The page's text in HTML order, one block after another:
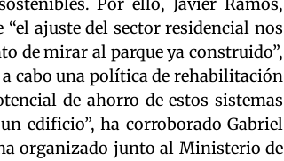
Por ello, Javier Ramos,
ajuste del sector residencial nos
de mirar al parque ya construido”,
cabo una política de rehabilitación
de ahorro de estos sistemas
edificio”, ha corroborado Gabriel
organizado junto al Ministerio de